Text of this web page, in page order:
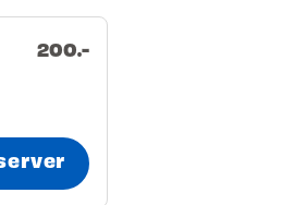
200.-